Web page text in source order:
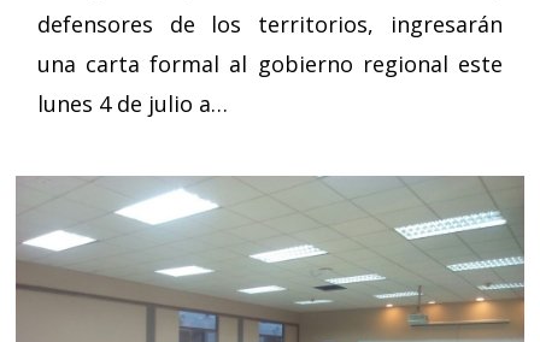
defensores de los territorios, ingresarán
una carta formal al gobierno regional este
lunes 4 de julio a…